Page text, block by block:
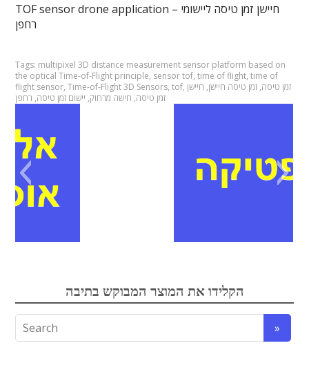
TOF sensor drone application – חיישן זמן טיסה ליישומי
רחפן
Tags: multipixel 3D distance measurement sensor platform based on
the optical Time-of-Flight principle, sensor tof,time of flight,time of
flight sensor,Time-of-Flight 3D Sensors,tof, זמן טיסה, זמן טיסה חיישן, חיישן
זמן טיסה, חישה מרחוק, יישום זמן טיסה, רחפן
הקלידו את המוצר המבוקש בתיבה